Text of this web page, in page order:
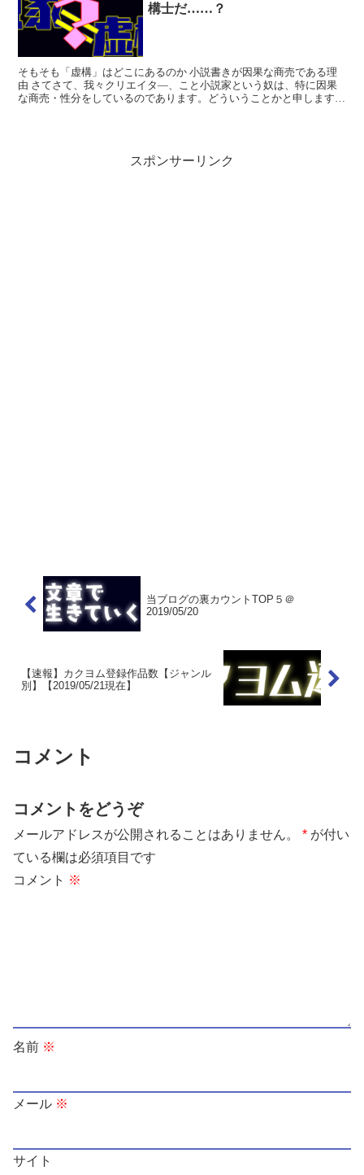
構士だ……？
そもそも「虚構」はどこにあるのか 小説書きが因果な商売である理
由 さてさて、我々クリエイタ―、こと小説家という奴は、特に因果
な商売・性分をしているのであります。どういうことかと申します
スポンサーリンク
当ブログの裏カウントTOP５＠
2019/05/20
【速報】カクヨム登録作品数【ジャンル
別】【2019/05/21現在】
コメント
コメントをどうぞ
メールアドレスが公開されることはありません。 * が付い
ている欄は必須項目です
コメント ※
名前 ※
メール ※
サイト